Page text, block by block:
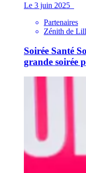
Le 3 juin 2025
Partenaires
Zénith de
Soirée Santé
grande soirée